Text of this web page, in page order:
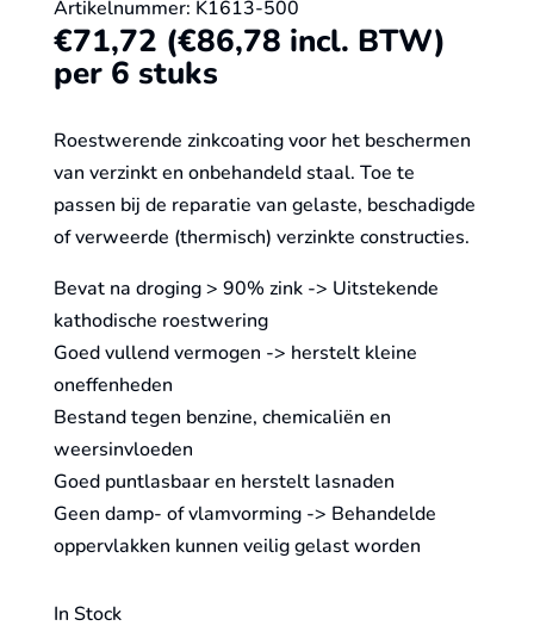
Artikelnummer: K1613-500
€71,72 (€86,78 incl. BTW)
per 6 stuks
Roestwerende zinkcoating voor het beschermen
van verzinkt en onbehandeld staal. Toe te
passen bij de reparatie van gelaste, be­schadigde
of ver­weerde (ther­misch) verzinkte con­structies.
Bevat na droging > 90% zink -> Uitstekende
kathodische roestwering
Goed vullend vermogen -> herstelt kleine
oneffenheden
Bestand tegen benzine, chemicaliën en
weersinvloeden
Goed puntlasbaar en herstelt lasnaden
Geen damp- of vlamvorming -> Behandelde
oppervlakken kunnen veilig gelast worden
In Stock